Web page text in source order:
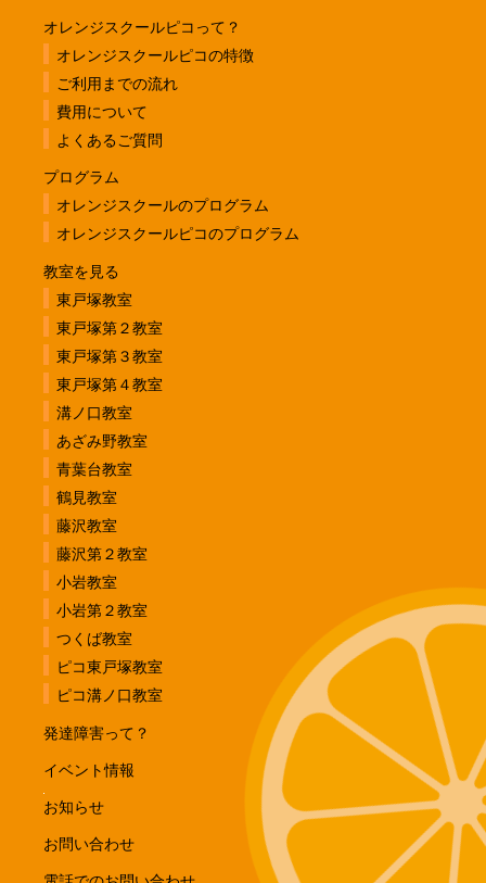
オレンジスクールピコって？
オレンジスクールピコの特徴
ご利用までの流れ
費用について
よくあるご質問
プログラム
オレンジスクールのプログラム
オレンジスクールピコのプログラム
教室を見る
東戸塚教室
東戸塚第２教室
東戸塚第３教室
東戸塚第４教室
溝ノ口教室
あざみ野教室
青葉台教室
鶴見教室
藤沢教室
藤沢第２教室
小岩教室
小岩第２教室
つくば教室
ピコ東戸塚教室
ピコ溝ノ口教室
発達障害って？
イベント情報
お知らせ
お問い合わせ